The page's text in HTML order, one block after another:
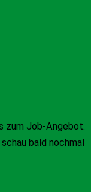
zum Job-Angebot.
bald nochmal